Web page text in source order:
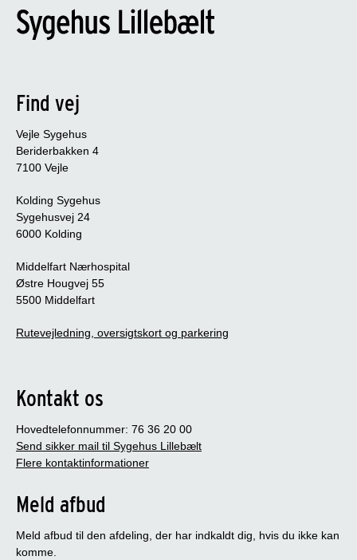
Find vej
Vejle Sygehus
Beriderbakken 4
7100 Vejle
Kolding Sygehus
Sygehusvej 24
6000 Kolding
Middelfart Nærhospital
Østre Hougvej 55
5500 Middelfart
Rutevejledning, oversigtskort og parkering
Kontakt os
Hovedtelefonnummer: 76 36 20 00
Send sikker mail til Sygehus Lillebælt
Flere kontaktinformationer
Meld afbud
Meld afbud til den afdeling, der har indkaldt dig, hvis du ikke kan
komme.